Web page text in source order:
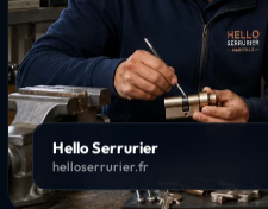
Hello Serrurier
helloserrurier.fr